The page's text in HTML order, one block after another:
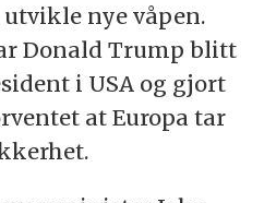
nye våpen.
Donald Trump blitt
i USA og gjort
at Europa tar